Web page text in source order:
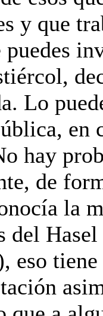
y que
puedes
Lo
en
hay
de
la
del
eso